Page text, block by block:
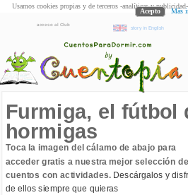
acceso al Club
story in English
Furmiga, el fútbol
hormigas
Toca la imagen del cálamo de abajo para
acceder gratis a nuestra mejor selección de
cuentos con actividades.Descárgalos y
de ellos siempre que quieras
Usamos cookies propias y de terceros -analíticas y
Acepto Más